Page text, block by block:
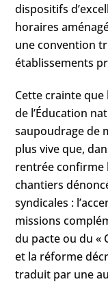
dispositifs
horaires
une convention
établissements
Cette crainte que
de l’Éducation
saupoudrage de
plus vive que,
rentrée confirme
chantiers
syndicales :
missions
du pacte ou du «
et la réforme
traduit par une